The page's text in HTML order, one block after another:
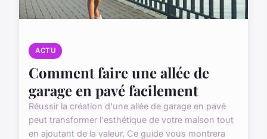
ACTU
Comment faire une allée de
garage en pavé facilement
Réussir la création d'une allée de garage en pavé
peut transformer l'esthétique de votre maison tout
en ajoutant de la valeur. Ce guide vous montrera